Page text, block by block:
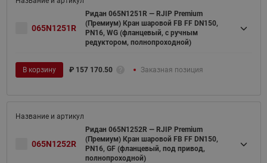
065N1251R
Ридан 065N1251R — RJIP Premium
(Премиум) Кран шаровой FB FF DN150,
PN16, WG (фланцевый, с ручным
редуктором, полнопроходной)
В корзину ₽ 157 170.50 Заказная позиция
065N1252R
Ридан 065N1252R — RJIP Premium
(Премиум) Кран шаровой FB FF DN150,
PN16, GF (фланцевый, под привод,
полнопроходной)